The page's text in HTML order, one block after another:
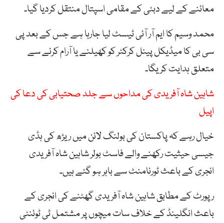
معائنے کے لیے دبئی کے مقامی اسپتال منتقل کردیا گیا۔
محمد وسیم کا ایم آر آئی ٹیسٹ لیا جارہا ہے جس کے بعد پی
سی بی کا میڈیکل پینل کرکٹر کو کھیلنے یا آرام کرنے سے
متعلق ہدایت کریگا۔
شاہین شاہ آفریدی کی مداحوں سے جلد صحتیابی کی دعا کی
اپیل
خیال رہے کہ پاکستان کی بولنگ لائن میں ریڑھ کی ہڈی
جیسی حیثیت رکھنے والے فاسٹ بولر شاہین شاہ آفریدی
انجری کے باعث ٹورنامنٹ سے باہر ہو گئے ہیں۔
رپورٹ کے مطابق شاہین شاہ آفریدی گھٹنے کی انجری کے
باعث انگلینڈ کے خلاف سات میچوں پر مشتمل ٹی ٹوئنٹی